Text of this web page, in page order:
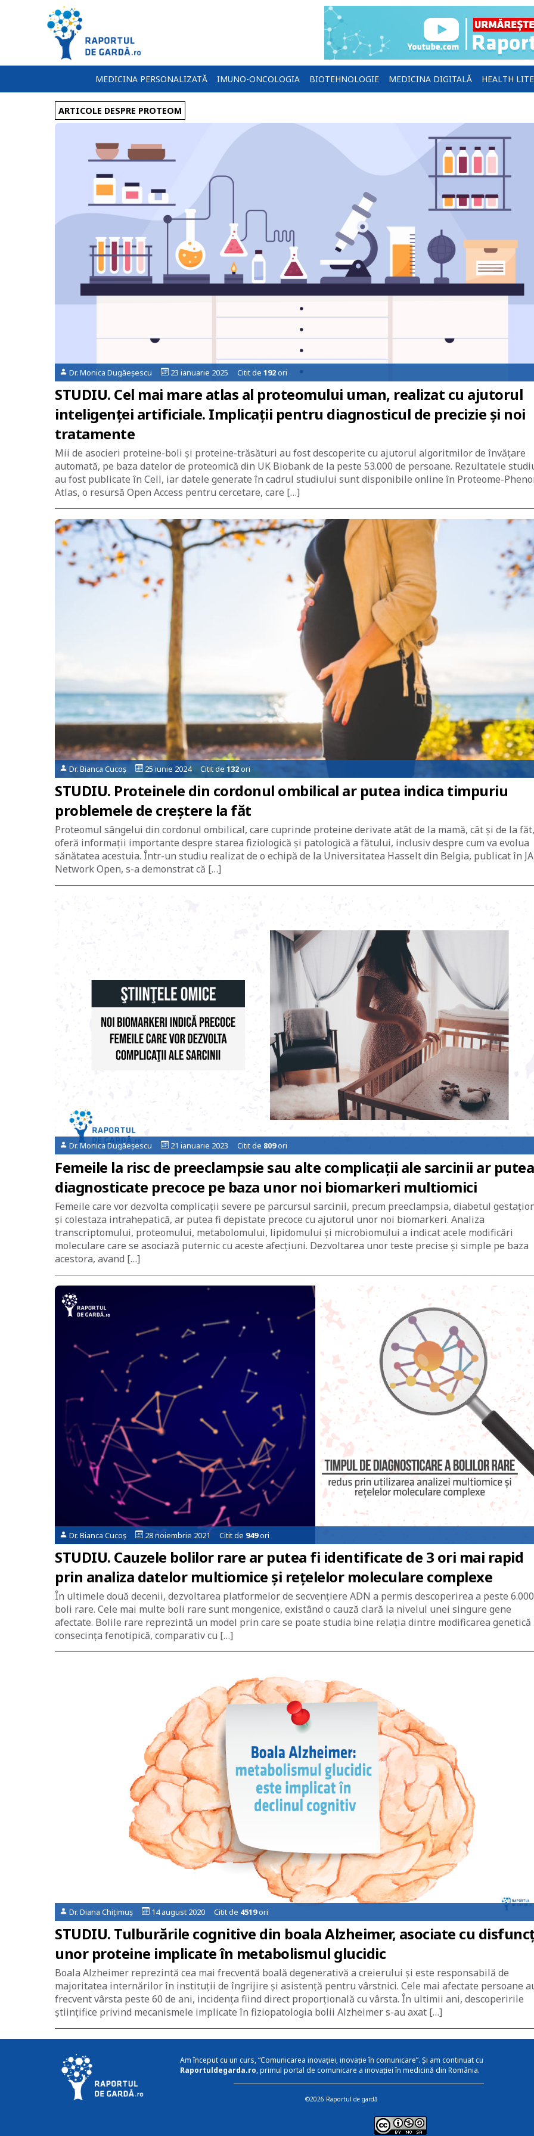
MEDICINA PERSONALIZATĂ IMUNO-ONCOLOGIA BIOTEHNOLOGIE MEDICINA DIGITALĂ HEALTH
ARTICOLE DESPRE PROTEOM
Dr. Monica Dugăeșescu 23 ianuarie 2025 Citit de 192ori
STUDIU. Cel mai mare atlas al proteomului uman, realizat cu ajutorul
inteligenţei artificiale. Implicații pentru diagnosticul de precizie și noi
tratamente
Mii de asocieri proteine-boli şi proteine-trăsături au fost descoperite cu ajutorul algoritmilor de învăţare
automată, pe baza datelor de proteomică din UK Biobank de la peste 53.000 de persoane. Rezultatele
au fost publicate în Cell, iar datele generate în cadrul studiului sunt disponibile online în Proteome-
Atlas, o resursă Open Access pentru cercetare, care […]
Dr. Bianca Cucoș 25 iunie 2024 Citit de 132ori
STUDIU. Proteinele din cordonul ombilical ar putea indica timpuriu
problemele de creștere la făt
Proteomul sângelui din cordonul ombilical, care cuprinde proteine derivate atât de la mamă, cât și de la făt,
oferă informații importante despre starea fiziologică și patologică a fătului, inclusiv despre cum va evolua
sănătatea acestuia. Într-un studiu realizat de o echipă de la Universitatea Hasselt din Belgia, publicat în
Network Open, s-a demonstrat că […]
Dr. Monica Dugăeșescu 21 ianuarie 2023 Citit de 809ori
Femeile la risc de preeclampsie sau alte complicaţii ale sarcinii ar
diagnosticate precoce pe baza unor noi biomarkeri multiomici
Femeile care vor dezvolta complicaţii severe pe parcursul sarcinii, precum preeclampsia, diabetul
şi colestaza intrahepatică, ar putea fi depistate precoce cu ajutorul unor noi biomarkeri. Analiza
transcriptomului, proteomului, metabolomului, lipidomului şi microbiomului a indicat acele modificări
moleculare care se asociază puternic cu aceste afecţiuni. Dezvoltarea unor teste precise şi simple pe baza
acestora, avand […]
Dr. Bianca Cucoș 28 noiembrie 2021 Citit de 949ori
STUDIU. Cauzele bolilor rare ar putea fi identificate de 3 ori mai rapid
prin analiza datelor multiomice și rețelelor moleculare complexe
În ultimele două decenii, dezvoltarea platformelor de secvențiere ADN a permis descoperirea a peste
boli rare. Cele mai multe boli rare sunt mongenice, existând o cauză clară la nivelul unei singure gene
afectate. Bolile rare reprezintă un model prin care se poate studia bine relația dintre modificarea genetică
consecința fenotipică, comparativ cu […]
Dr. Diana Chițimuș 14 august 2020 Citit de 4519ori
STUDIU. Tulburările cognitive din boala Alzheimer, asociate cu
unor proteine implicate în metabolismul glucidic
Boala Alzheimer reprezintă cea mai frecventă boală degenerativă a creierului și este responsabilă de
majoritatea internărilor în instituții de îngrijire și asistență pentru vârstnici. Cele mai afectate persoane
frecvent vârsta peste 60 de ani, incidența fiind direct proporțională cu vârsta. În ultimii ani, descoperirile
științifice privind mecanismele implicate în fiziopatologia bolii Alzheimer s-au axat […]
Am început cu un curs, “Comunicarea inovației, inovație în comunicare”. Și am continuat cu
Raportuldegarda.ro, primul portal de comunicare a inovației în medicină din România.
©2026 Raportul de gardă